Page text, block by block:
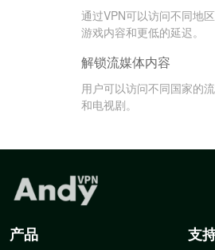
通过VPN可以访问不同地
游戏内容和更低的延迟。
解锁流媒体内容
用户可以访问不同国家的
和电视剧。
产品 支